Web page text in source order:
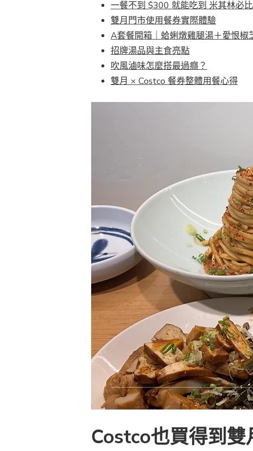
一餐不到 $300 就能吃到 米其林必
雙月門市使用餐券實際體驗
A套餐開箱｜蛤蜊燉雞腿湯＋愛恨椒
招牌湯品與主食亮點
吹風滷味怎麼搭最過癮？
雙月 × Costco 餐券整體用餐心得
Costco也買得到